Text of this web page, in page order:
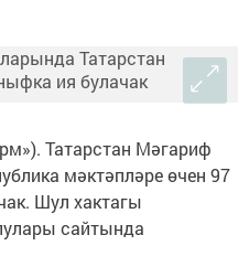
Татарстан Мәгариф
мәктәпләре өчен 97
Шул хактагы
сайтында